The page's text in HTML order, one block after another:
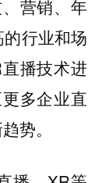
营销、年
行业和场
播技术进
多企业直
势。